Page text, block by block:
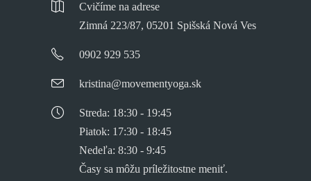
Cvičíme na adrese
Zimná 223/87, 05201 Spišská Nová Ves
0902 929 535
kristina@movementyoga.sk
Streda: 18:30 - 19:45
Piatok: 17:30 - 18:45
Nedeľa: 8:30 - 9:45
Časy sa môžu príležitostne meniť.